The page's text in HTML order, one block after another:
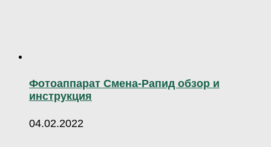
Фотоаппарат Смена-Рапид обзор и
инструкция
04.02.2022